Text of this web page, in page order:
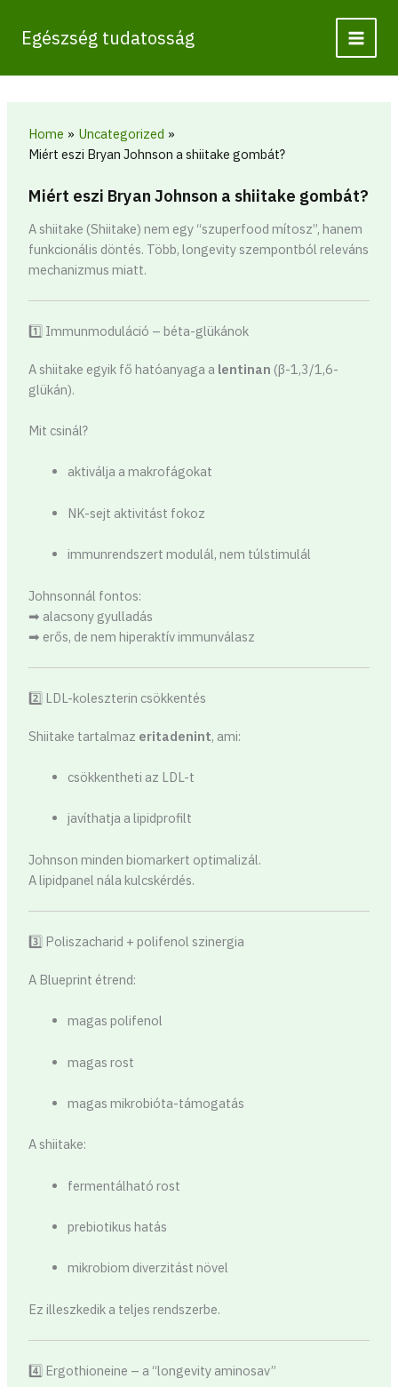
content
Egészség tudatosság
Home
Uncategorized
Miért eszi Bryan Johnson a shiitake gombát?
Miért eszi Bryan Johnson a shiitake gombát?
A shiitake (Shiitake) nem egy “szuperfood mítosz”, hanem
funkcionális döntés. Több, longevity szempontból releváns
mechanizmus miatt.
1️⃣ Immunmoduláció – béta-glükánok
A shiitake egyik fő hatóanyaga a lentinan (β-1,3/1,6-
glükán).
Mit csinál?
aktiválja a makrofágokat
NK-sejt aktivitást fokoz
immunrendszert modulál, nem túlstimulál
Johnsonnál fontos:
➡ alacsony gyulladás
➡ erős, de nem hiperaktív immunválasz
2️⃣ LDL-koleszterin csökkentés
Shiitake tartalmaz eritadenint, ami:
csökkentheti az LDL-t
javíthatja a lipidprofilt
Johnson minden biomarkert optimalizál.
A lipidpanel nála kulcskérdés.
3️⃣ Poliszacharid + polifenol szinergia
A Blueprint étrend:
magas polifenol
magas rost
magas mikrobióta-támogatás
A shiitake:
fermentálható rost
prebiotikus hatás
mikrobiom diverzitást növel
Ez illeszkedik a teljes rendszerbe.
4️⃣ Ergothioneine – a “longevity aminosav”